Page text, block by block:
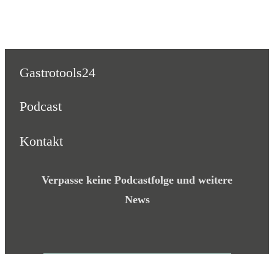
Gastrotools24
Podcast
Kontakt
Verpasse keine Podcastfolge und weitere
News